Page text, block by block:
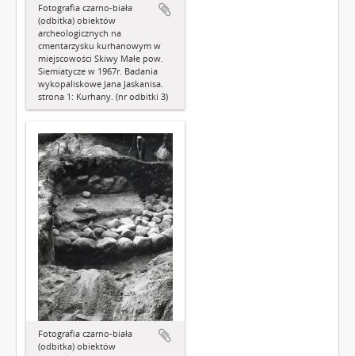
Fotografia czarno-biała
(odbitka) obiektów
archeologicznych na
cmentarzysku kurhanowym w
miejscowości Skiwy Małe pow.
Siemiatycze w 1967r. Badania
wykopaliskowe Jana Jaskanisa.
strona 1: Kurhany. (nr odbitki 3)
Fotografia czarno-biała
(odbitka) obiektów